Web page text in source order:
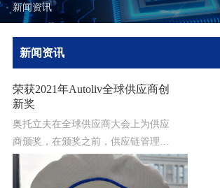
新闻资讯
新闻资讯
荣获2021年Autoliv全球供应商创
新奖
奥托立夫在全球供应商大会上为供应
商颁奖，在颁奖之前，供应链管理团
队建立了严格的评估程序。评估是以
数据为导向的，评估的因素包括质